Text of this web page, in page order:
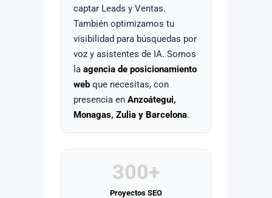
captar Leads y Ventas.
También optimizamos tu
visibilidad para búsquedas por
voz y asistentes de IA. Somos
la agencia de posicionamiento
web que necesitas, con
presencia en Anzoátegui,
Monagas, Zulia y Barcelona.
300+
Proyectos SEO